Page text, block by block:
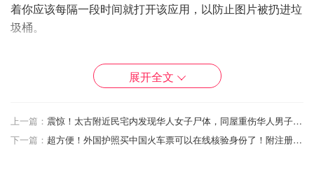
着你应该每隔一段时间就打开该应用，以防止图片被扔进垃
圾桶。
这项政策有例外吗？
只有两年或两年以上未使用的个人Google账户才会受到不
开设的账户不会受到影响。
展开全文
上一篇：
震惊！太古附近民宅内发现华人女子尸体，同屋重伤华人男子被控一级谋杀！
下一篇：
超方便！外国护照买中国火车票可以在线核验身份了！附注册和购票流程详解！